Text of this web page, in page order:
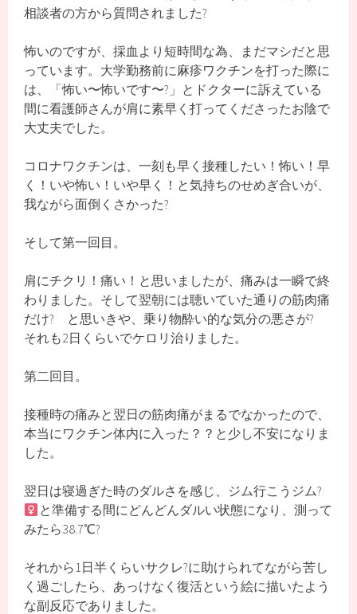
相談者の方から質問されました?
怖いのですが、採血より短時間な為、まだマシだと思
っています。大学勤務前に麻疹ワクチンを打った際に
は、「怖い〜怖いです〜?」とドクターに訴えている
間に看護師さんが肩に素早く打ってくださったお陰で
大丈夫でした。
コロナワクチンは、一刻も早く接種したい！怖い！早
く！いや怖い！いや早く！と気持ちのせめぎ合いが、
我ながら面倒くさかった?
そして第一回目。
肩にチクリ！痛い！と思いましたが、痛みは一瞬で終
わりました。そして翌朝には聴いていた通りの筋肉痛
だけ? と思いきや、乗り物酔い的な気分の悪さが?
それも2日くらいでケロリ治りました。
第二回目。
接種時の痛みと翌日の筋肉痛がまるでなかったので、
本当にワクチン体内に入った？？と少し不安になりま
した。
翌日は寝過ぎた時のダルさを感じ、ジム行こうジム?‍
と準備する間にどんどんダルい状態になり、測って
みたら38.7℃?
それから1日半くらいサクレ?に助けられてながら苦し
く過ごしたら、あっけなく復活という絵に描いたよう
な副反応でありました。